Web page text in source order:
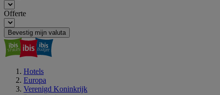
Offerte
Bevestig mijn valuta
Hotels
Europa
Verenigd Koninkrijk